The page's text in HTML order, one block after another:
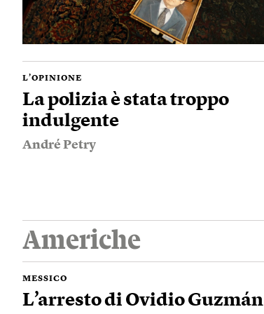
L’OPINIONE
La polizia è stata troppo
indulgente
André Petry
Americhe
MESSICO
L’arresto di Ovidio Guzmán